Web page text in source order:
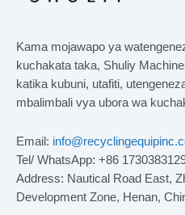
Kama mojawapo ya
kuchakata taka, Shuliy
katika kubuni, utafiti,
mbalimbali vya ubora wa
Email:
Tel/ WhatsApp: +86
Address: Nautical Road East,
Development Zone, Henan,